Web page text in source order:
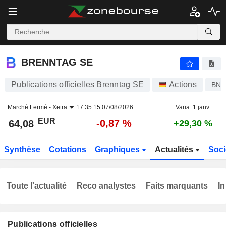
BRENNTAG SE
BRENNTAG SE
Publications officielles Brenntag SE Actions BNR
Marché Fermé - Xetra 17:35:15 07/08/2026 Varia. 1 janv.
64,08 EUR -0,87 % +29,30 %
Synthèse Cotations Graphiques Actualités
Publications officielles
Toute l'actualité Reco analystes Faits marquants